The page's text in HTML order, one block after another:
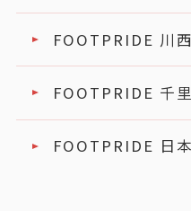
FOOTPRIDE 川
FOOTPRIDE 千
FOOTPRIDE 日